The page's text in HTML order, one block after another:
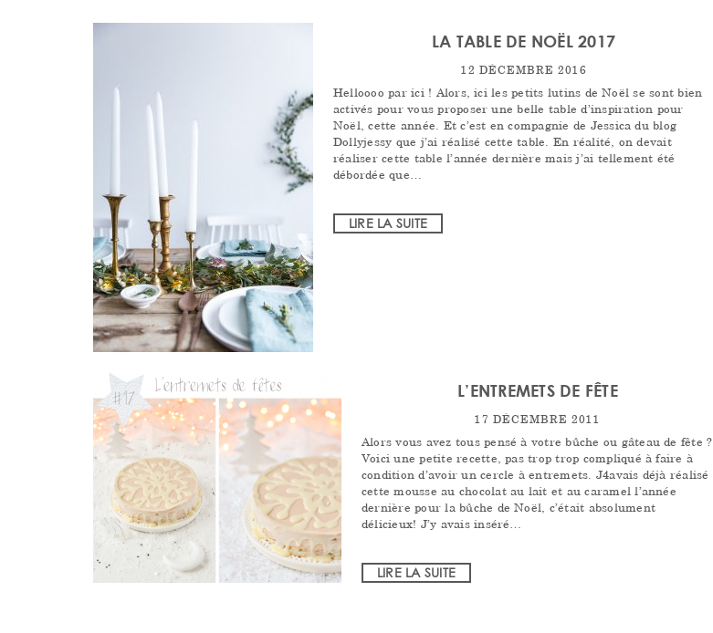
LA TABLE DE NOËL 2017
12 DÉCEMBRE 2016
Helloooo par ici ! Alors, ici les petits lutins de Noël se sont bien
activés pour vous proposer une belle table d’inspiration pour
Noël, cette année. Et c’est en compagnie de Jessica du blog
Dollyjessy que j’ai réalisé cette table. En réalité, on devait
réaliser cette table l’année dernière mais j’ai tellement été
débordée que…
LIRE LA SUITE
L’ENTREMETS DE FÊTE
17 DÉCEMBRE 2011
Alors vous avez tous pensé à votre bûche ou gâteau de fête ?
Voici une petite recette, pas trop trop compliqué à faire à
condition d’avoir un cercle à entremets. J4avais déjà réalisé
cette mousse au chocolat au lait et au caramel l’année
dernière pour la bûche de Noël, c’était absolument
délicieux! J’y avais inséré…
LIRE LA SUITE